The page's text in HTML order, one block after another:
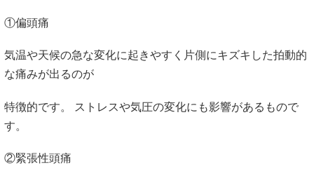
①偏頭痛
気温や天候の急な変化に起きやすく片側にキズキした拍動的
な痛みが出るのが
特徴的です。 ストレスや気圧の変化にも影響があるもので
す。
②緊張性頭痛